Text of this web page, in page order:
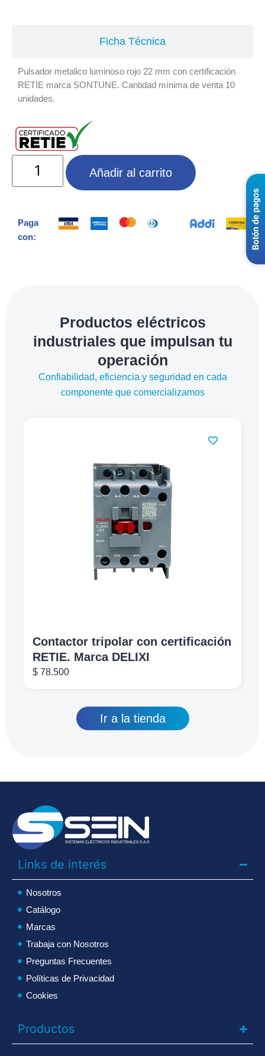
Ficha Técnica
Pulsador metalico luminoso rojo 22 mm con certificación
RETIE marca SONTUNE. Cantidad mínima de venta 10
unidades.
Añadir al carrito
Paga
con:
Productos eléctricos
industriales que impulsan tu
operación
Confiabilidad, eficiencia y seguridad en cada
componente que comercializamos
Contactor tripolar con certificación
RETIE. Marca DELIXI
$ 78.500
Ir a la tienda
Links de interés
Nosotros
Catálogo
Marcas
Trabaja con Nosotros
Preguntas Frecuentes
Políticas de Privacidad
Cookies
Productos